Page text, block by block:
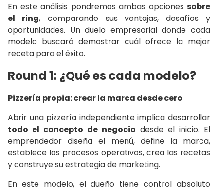
En este análisis pondremos ambas opciones sobre
el ring, comparando sus ventajas, desafíos y
oportunidades. Un duelo empresarial donde cada
modelo buscará demostrar cuál ofrece la mejor
receta para el éxito.
Round 1: ¿Qué es cada modelo?
Pizzería propia: crear la marca desde cero
Abrir una pizzería independiente implica desarrollar
todo el concepto de negocio desde el inicio. El
emprendedor diseña el menú, define la marca,
establece los procesos operativos, crea las recetas
y construye su estrategia de marketing.
En este modelo, el dueño tiene control absoluto